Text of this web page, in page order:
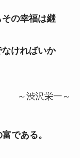
の幸福は継
ければいか
～渋沢栄一～
である。